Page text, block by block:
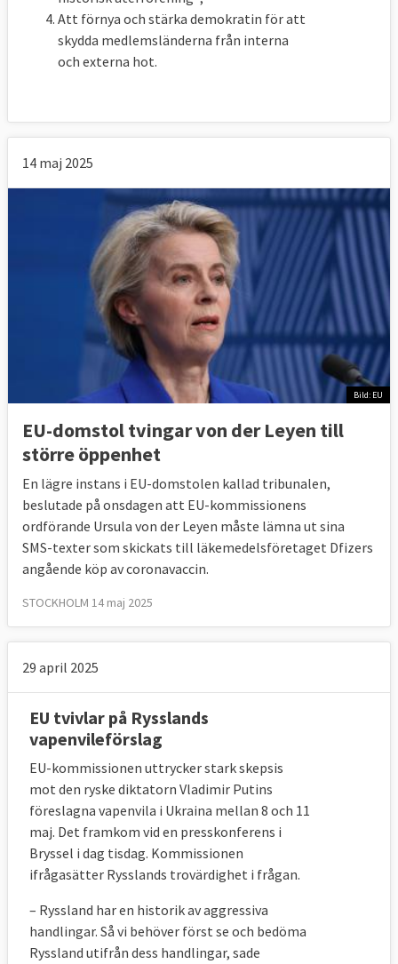
Att förnya och stärka demokratin för att
skydda medlemsländerna från interna
och externa hot.
14 maj 2025
Bild: EU
EU-domstol tvingar von der Leyen till
större öppenhet
En lägre instans i EU-domstolen kallad tribunalen,
beslutade på onsdagen att EU-kommissionens
ordförande Ursula von der Leyen måste lämna ut sina
SMS-texter som skickats till läkemedelsföretaget Dfizers
angående köp av coronavaccin.
STOCKHOLM 14 maj 2025
29 april 2025
EU tvivlar på Rysslands
vapenvileförslag
EU-kommissionen uttrycker stark skepsis
mot den ryske diktatorn Vladimir Putins
föreslagna vapenvila i Ukraina mellan 8 och 11
maj. Det framkom vid en presskonferens i
Bryssel i dag tisdag. Kommissionen
ifrågasätter Rysslands trovärdighet i frågan.
– Ryssland har en historik av aggressiva
handlingar. Så vi behöver först se och bedöma
Ryssland utifrån dess handlingar, sade